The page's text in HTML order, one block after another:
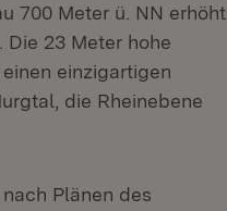
700 Meter ü. NN erhöht.
23 Meter hohe
einzigartigen
die Rheinebene
Plänen des